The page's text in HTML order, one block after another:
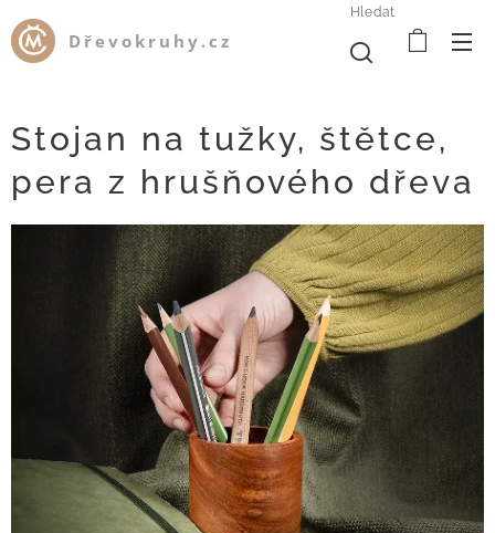
Dřevokruhy.cz
Hledat
Stojan na tužky, štětce,
pera z hrušňového dřeva